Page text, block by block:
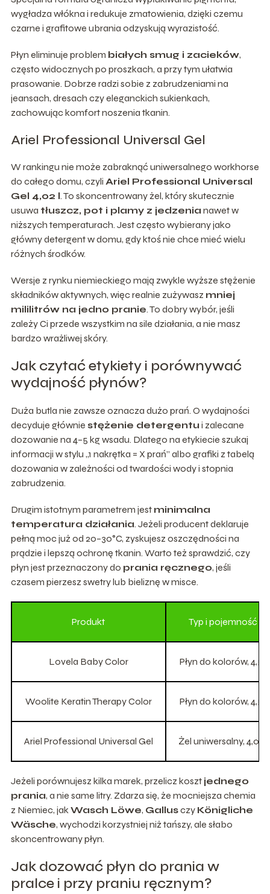
wygładza włókna i redukuje zmatowienia, dzięki czemu
czarne i grafitowe ubrania odzyskują wyrazistość.
Płyn eliminuje problem białych smug i zacieków,
często widocznych po proszkach, a przy tym ułatwia
prasowanie. Dobrze radzi sobie z zabrudzeniami na
jeansach, dresach czy eleganckich sukienkach,
zachowując komfort noszenia tkanin.
Ariel Professional Universal Gel
W rankingu nie może zabraknąć uniwersalnego workhorse
do całego domu, czyli Ariel Professional Universal
Gel 4,02 l. To skoncentrowany żel, który skutecznie
usuwa tłuszcz, pot i plamy z jedzenia nawet w
niższych temperaturach. Jest często wybierany jako
główny detergent w domu, gdy ktoś nie chce mieć wielu
różnych środków.
Wersje z rynku niemieckiego mają zwykle wyższe stężenie
składników aktywnych, więc realnie zużywasz mniej
mililitrów na jedno pranie. To dobry wybór, jeśli
zależy Ci przede wszystkim na sile działania, a nie masz
bardzo wrażliwej skóry.
Jak czytać etykiety i porównywać
wydajność płynów?
Duża butla nie zawsze oznacza dużo prań. O wydajności
decyduje głównie stężenie detergentu i zalecane
dozowanie na 4–5 kg wsadu. Dlatego na etykiecie szukaj
informacji w stylu „1 nakrętka = X prań” albo grafiki z tabelą
dozowania w zależności od twardości wody i stopnia
zabrudzenia.
Drugim istotnym parametrem jest minimalna
temperatura działania. Jeżeli producent deklaruje
pełną moc już od 20–30°C, zyskujesz oszczędności na
prądzie i lepszą ochronę tkanin. Warto też sprawdzić, czy
płyn jest przeznaczony do prania ręcznego, jeśli
czasem pierzesz swetry lub bieliznę w misce.
Produkt Typ i pojemność
Lovela Baby Color Płyn do kolorów, 4,5 l
Woolite Keratin Therapy Color Płyn do kolorów, 4,5 l
Ariel Professional Universal Gel Żel uniwersalny, 4,02 l
Jeżeli porównujesz kilka marek, przelicz koszt jednego
prania, a nie same litry. Zdarza się, że mocniejsza chemia
z Niemiec, jakWasch Löwe, Gallusczy Königliche
Wäsche, wychodzi korzystniej niż tańszy, ale słabo
skoncentrowany płyn.
Jak dozować płyn do prania w
pralce i przy praniu ręcznym?